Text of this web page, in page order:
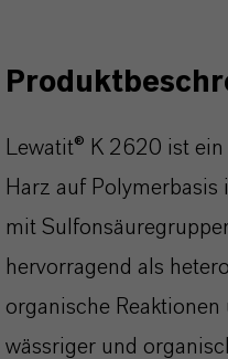
Lewatit® K 2620 ist
Harz auf
mit
hervorragend als
organische
wässriger und